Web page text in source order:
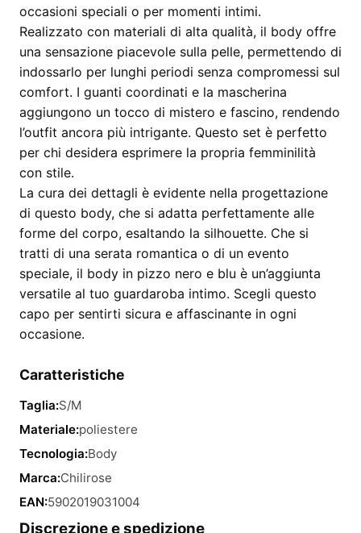
occasioni speciali o per momenti intimi.
Realizzato con materiali di alta qualità, il body offre
una sensazione piacevole sulla pelle, permettendo di
indossarlo per lunghi periodi senza compromessi sul
comfort. I guanti coordinati e la mascherina
aggiungono un tocco di mistero e fascino, rendendo
l’outfit ancora più intrigante. Questo set è perfetto
per chi desidera esprimere la propria femminilità
con stile.
La cura dei dettagli è evidente nella progettazione
di questo body, che si adatta perfettamente alle
forme del corpo, esaltando la silhouette. Che si
tratti di una serata romantica o di un evento
speciale, il body in pizzo nero e blu è un’aggiunta
versatile al tuo guardaroba intimo. Scegli questo
capo per sentirti sicura e affascinante in ogni
occasione.
Caratteristiche
Taglia:S/M
Materiale:poliestere
Tecnologia:Body
Marca:Chilirose
EAN:5902019031004
Discrezione e spedizione